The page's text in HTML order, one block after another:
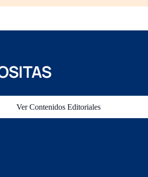
Ver Contenidos Editoriales